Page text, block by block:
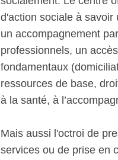
d'action sociale à savoir
un accompagnement
professionnels, un
fondamentaux
ressources de base,
à la santé, à
Mais aussi l'octroi de
services ou de prise en